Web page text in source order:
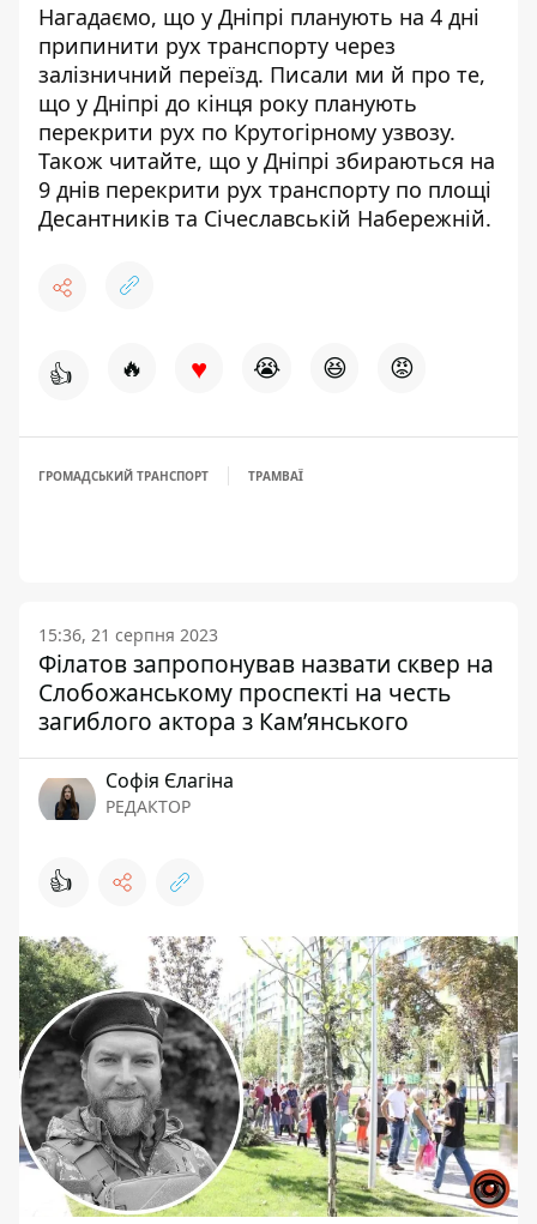
Нагадаємо, що у Дніпрі планують на 4 дні
припинити рух транспорту через
залізничний переїзд. Писали ми й про те,
що у Дніпрі до кінця року планують
перекрити рух по Крутогірному узвозу.
Також читайте, що у Дніпрі збираються на
9 днів перекрити рух транспорту по площі
Десантників та Січеславській Набережній.
👍 🔥 ♥ 😭 😆 😡
ГРОМАДСЬКИЙ ТРАНСПОРТ ТРАМВАЇ
15:36, 21 серпня 2023
Філатов запропонував назвати сквер на
Слобожанському проспекті на честь
загиблого актора з Кам’янського
Софія Єлагіна
РЕДАКТОР
👍